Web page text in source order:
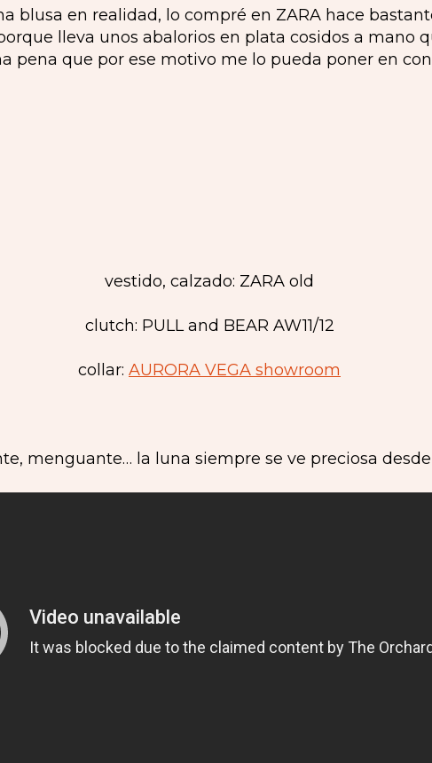
blusa en realidad, lo compré en ZARA hace
lleva unos abalorios en plata cosidos a mano
pena que por ese motivo me lo pueda poner en
vestido, calzado: ZARA old
clutch: PULL and BEAR AW11/12
collar: AURORA VEGA showroom
menguante… la luna siempre se ve preciosa desde